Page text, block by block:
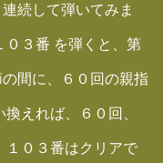
続して弾いてみま
０３番 を弾くと、第
間に、６０回の親指
えれば、６０回、
１０３番はクリアで